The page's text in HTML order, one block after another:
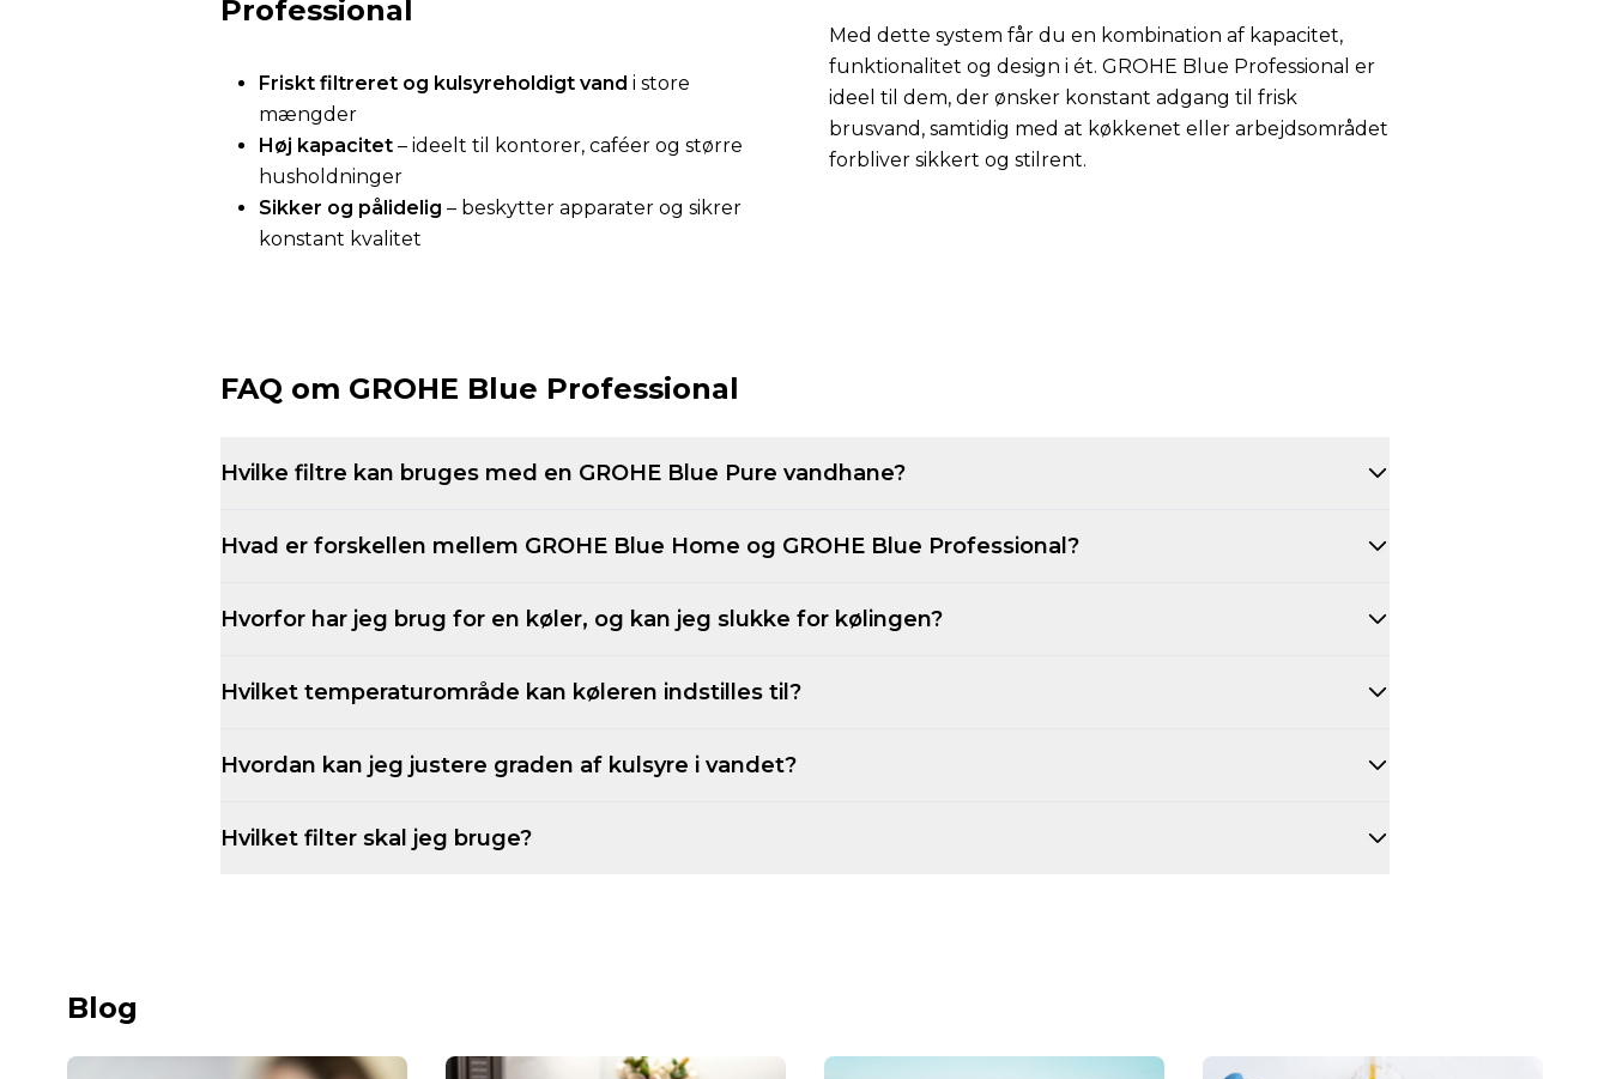
Professional
Friskt filtreret og kulsyreholdigt vand i store
mængder
Høj kapacitet – ideelt til kontorer, caféer og større
husholdninger
Sikker og pålidelig – beskytter apparater og sikrer
konstant kvalitet
Med dette system får du en kombination af kapacitet,
funktionalitet og design i ét. GROHE Blue Professional er
ideel til dem, der ønsker konstant adgang til frisk
brusvand, samtidig med at køkkenet eller arbejdsområdet
forbliver sikkert og stilrent.
FAQ om GROHE Blue Professional
Hvilke filtre kan bruges med en GROHE Blue Pure vandhane?
Hvad er forskellen mellem GROHE Blue Home og GROHE Blue Professional?
Hvorfor har jeg brug for en køler, og kan jeg slukke for kølingen?
Hvilket temperaturområde kan køleren indstilles til?
Hvordan kan jeg justere graden af kulsyre i vandet?
Hvilket filter skal jeg bruge?
Blog